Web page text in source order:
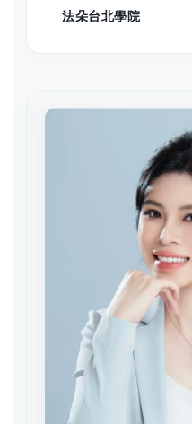
法朵台北學院